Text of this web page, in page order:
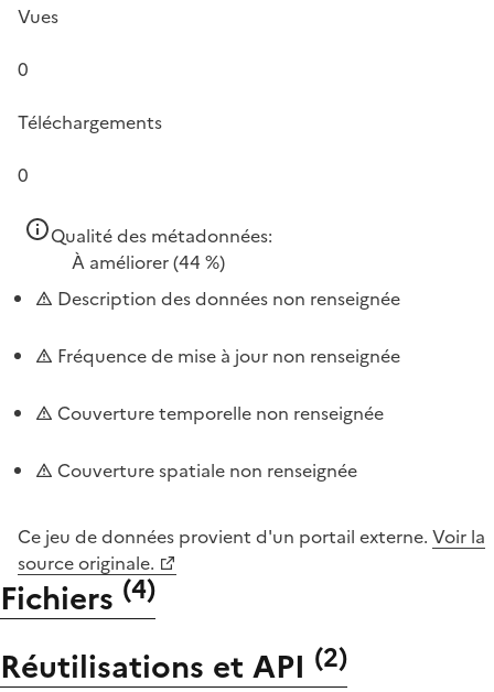
Vues
0
Téléchargements
0
Qualité des métadonnées:
À améliorer(44 %)
Description des données non renseignée
Fréquence de mise à jour non renseignée
Couverture temporelle non renseignée
Couverture spatiale non renseignée
Ce jeu de données provient d'un portail externe. Voir la
source originale.
Fichiers (4)
Réutilisations et API (2)